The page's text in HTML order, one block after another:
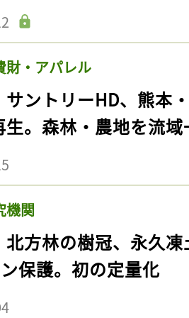
財・アパレル
サントリーHD、熊本
生。森林・農地を流
機関
北方林の樹冠、永久
保護。初の定量化